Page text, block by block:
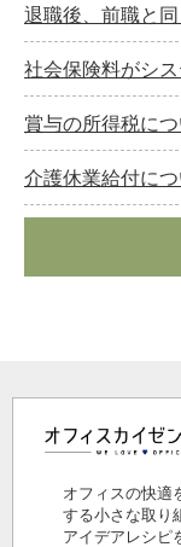
退職後、前職と
社会保険料がシ
賞与の所得税に
介護休業給付に
オフィスの快適
する小さな取り
アイデアレシピ